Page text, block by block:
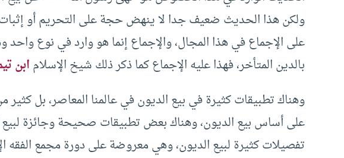
ولكن هذا الحديث ضعيف جدا لا ينهض حجة على التحريم أو إثبات
على الإجماع في هذا المجال، والإجماع إنما هو وارد في نوع واحد
بالدين المتأخر، فهذا عليه الإجماع كما ذكر ذلك شيخ الإسلامابن
وهناك تطبيقات كثيرة في بيع الديون في عالمنا المعاصر، بل كثير
على أساس بيع الديون، وهناك بعض تطبيقات صحيحة وجائزة لبيع
تفصيلات كثيرة لبيع الديون، وهي معروضة على دورة مجمع الفقه